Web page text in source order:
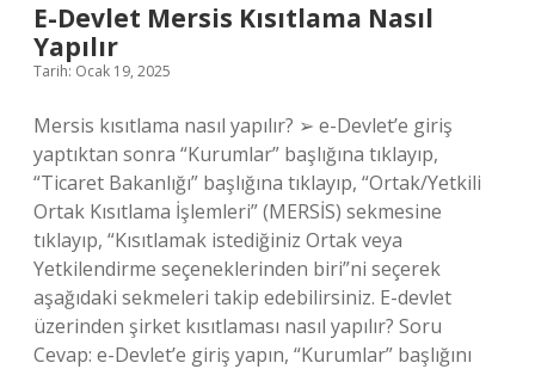
E-Devlet Mersis Kısıtlama Nasıl
Yapılır
Tarih: Ocak 19, 2025
Mersis kısıtlama nasıl yapılır? ➢ e-Devlet’e giriş
yaptıktan sonra “Kurumlar” başlığına tıklayıp,
“Ticaret Bakanlığı” başlığına tıklayıp, “Ortak/Yetkili
Ortak Kısıtlama İşlemleri” (MERSİS) sekmesine
tıklayıp, “Kısıtlamak istediğiniz Ortak veya
Yetkilendirme seçeneklerinden biri”ni seçerek
aşağıdaki sekmeleri takip edebilirsiniz. E-devlet
üzerinden şirket kısıtlaması nasıl yapılır? Soru
Cevap: e-Devlet’e giriş yapın, “Kurumlar” başlığını